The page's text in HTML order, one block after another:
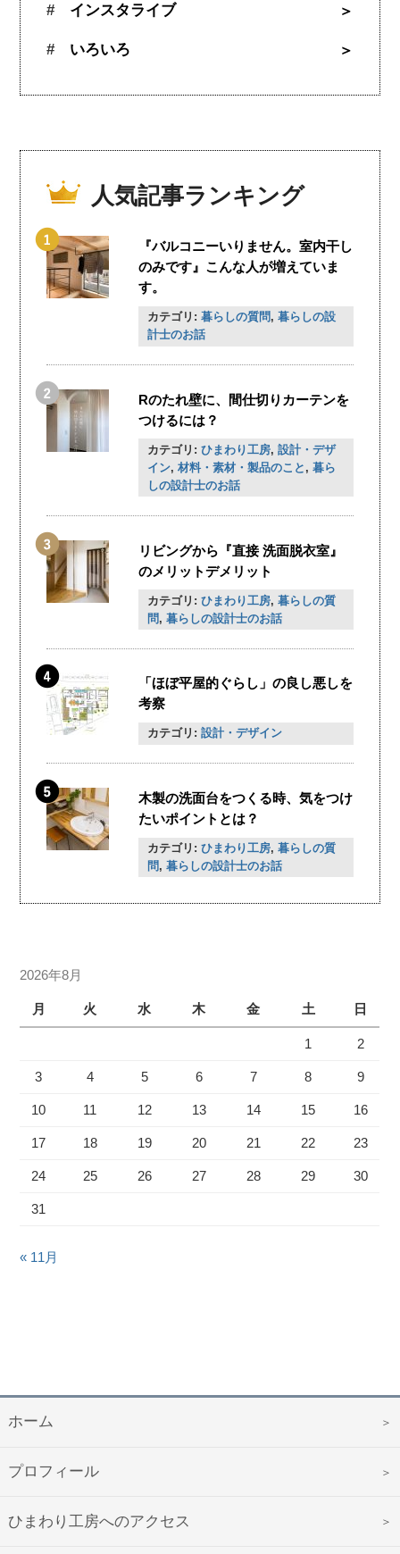
インスタライブ
いろいろ
人気記事ランキング
『バルコニーいりません。室内干し
のみです』こんな人が増えていま
す。
カテゴリ: 暮らしの質問, 暮らしの設
計士のお話
Rのたれ壁に、間仕切りカーテンを
つけるには？
カテゴリ: ひまわり工房, 設計・デザ
イン, 材料・素材・製品のこと , 暮ら
しの設計士のお話
リビングから『直接 洗面脱衣室』
のメリットデメリット
カテゴリ: ひまわり工房, 暮らしの質
問, 暮らしの設計士のお話
「ほぼ平屋的ぐらし」の良し悪しを
考察
カテゴリ: 設計・デザイン
木製の洗面台をつくる時、気をつけ
たいポイントとは？
カテゴリ: ひまわり工房, 暮らしの質
問, 暮らしの設計士のお話
2026年8月
月 火 水 木 金 土 日
1 2
3 4 5 6 7 8 9
10 11 12 13 14 15 16
17 18 19 20 21 22 23
24 25 26 27 28 29 30
31
« 11月
ホーム
プロフィール
ひまわり工房へのアクセス